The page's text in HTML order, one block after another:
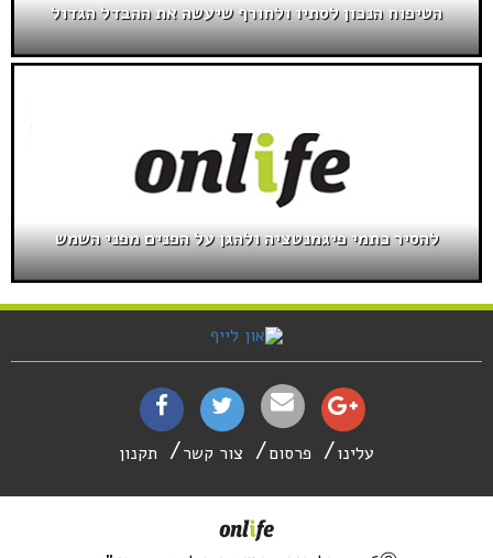
הטיפוח הנכון לסתיו ולחורף שיעשה את ההבדל הגדול
להסיר כתמי פיגמנטציה ולהגן על הפנים מפני השמש
עלינו פרסום צור קשר תקנון